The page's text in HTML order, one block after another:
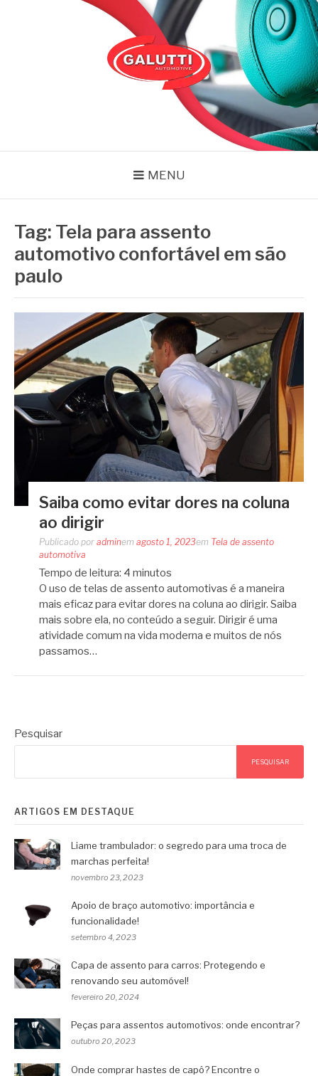
MENU
Tag: Tela para assento
automotivo confortável em são
paulo
Saiba como evitar dores na coluna
ao dirigir
Publicado por adminem agosto 1, 2023em Tela de assento
automotiva
Tempo de leitura: 4 minutos
O uso de telas de assento automotivas é a maneira
mais eficaz para evitar dores na coluna ao dirigir. Saiba
mais sobre ela, no conteúdo a seguir. Dirigir é uma
atividade comum na vida moderna e muitos de nós
passamos…
Pesquisar
PESQUISAR
ARTIGOS EM DESTAQUE
Liame trambulador: o segredo para uma troca de
marchas perfeita!
novembro 23, 2023
Apoio de braço automotivo: importância e
funcionalidade!
setembro 4, 2023
Capa de assento para carros: Protegendo e
renovando seu automóvel!
fevereiro 20, 2024
Peças para assentos automotivos: onde encontrar?
outubro 20, 2023
Onde comprar hastes de capô? Encontre o